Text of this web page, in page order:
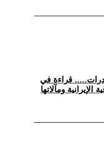
قراءة في
ومآلاتها